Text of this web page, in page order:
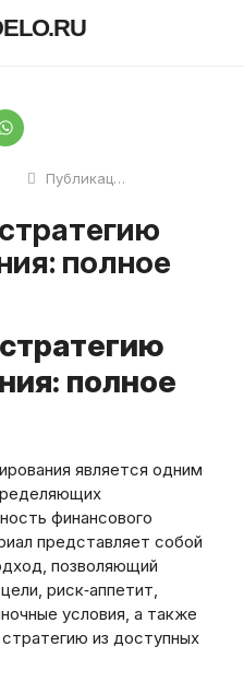
Публикации
полное
полное
является одним
финансового
представляет собой
позволяющий
риск‑аппетит,
условия, а также
из доступных